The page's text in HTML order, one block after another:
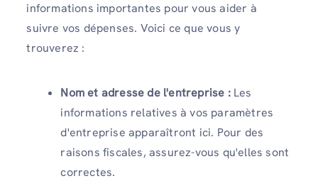
informations importantes pour vous aider à
suivre vos dépenses. Voici ce que vous y
trouverez :
Nom et adresse de l'entreprise :Les
informations relatives à vos paramètres
d'entreprise apparaîtront ici. Pour des
raisons fiscales, assurez-vous qu'elles sont
correctes.